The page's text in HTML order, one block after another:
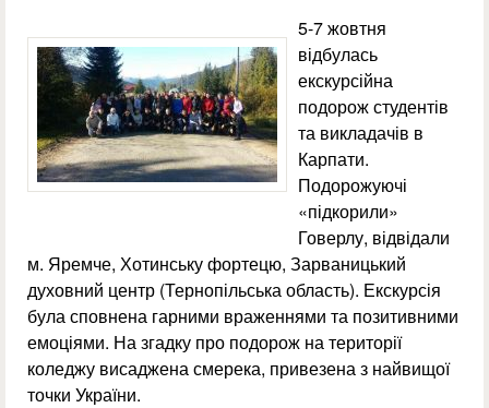
5-7 жовтня
відбулась
екскурсійна
подорож студентів
та викладачів в
Карпати.
Подорожуючі
«підкорили»
Говерлу, відвідали
м. Яремче, Хотинську фортецю, Зарваницький
духовний центр (Тернопільська область). Екскурсія
була сповнена гарними враженнями та позитивними
емоціями. На згадку про подорож на території
коледжу висаджена смерека, привезена з найвищої
точки України.